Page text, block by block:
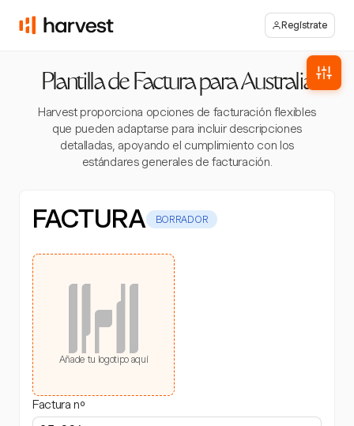
Regístrate
Plantilla de Factura para Australia
Harvest proporciona opciones de facturación flexibles
que pueden adaptarse para incluir descripciones
detalladas, apoyando el cumplimiento con los
estándares generales de facturación.
FACTURA BORRADOR
Añade tu logotipo aquí
Factura nº